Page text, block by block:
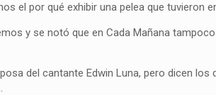
el por qué exhibir una pelea que tuvieron
y se notó que en Cada Mañana
del cantante Edwin Luna, pero dicen los